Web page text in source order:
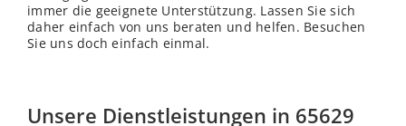
immer die geeignete Unterstützung. Lassen Sie sich
daher einfach von uns beraten und helfen. Besuchen
Sie uns doch einfach einmal.
Unsere Dienstleistungen in 65629